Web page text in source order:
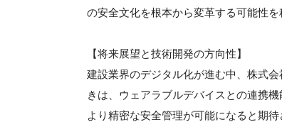
の安全文化を根本から変革する可能性を
【将来展望と技術開発の方向性】
建設業界のデジタル化が進む中、株式
きは、ウェアラブルデバイスとの連携
より精密な安全管理が可能になると期